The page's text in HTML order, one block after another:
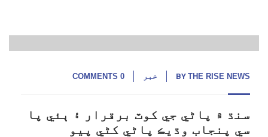
BY THE RISE NEWS خبر 0 COMMENTS
سنڌ ۾ پاڻي جي کوٽ برقرار ۽ ٻئي پا
سي پنجاب وڌيڪ پاڻي کڻي پيو